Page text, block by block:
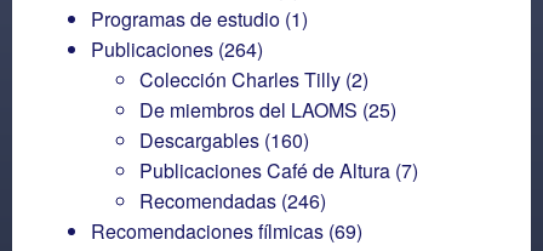
Programas de estudio (1)
Publicaciones (264)
Colección Charles Tilly (2)
De miembros del LAOMS (25)
Descargables (160)
Publicaciones Café de Altura (7)
Recomendadas (246)
Recomendaciones fílmicas (69)